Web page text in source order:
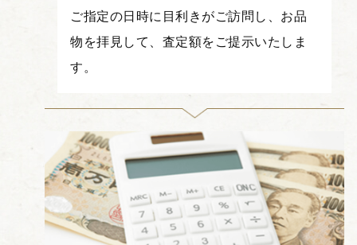
ご指定の日時に目利きがご訪問し、お品
物を拝見して、査定額をご提示いたしま
す。